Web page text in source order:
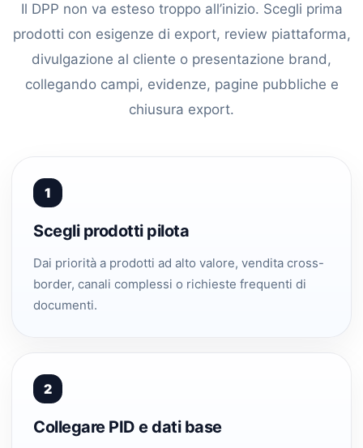
Il DPP non va esteso troppo all’inizio. Scegli prima
prodotti con esigenze di export, review piattaforma,
divulgazione al cliente o presentazione brand,
collegando campi, evidenze, pagine pubbliche e
chiusura export.
1
Scegli prodotti pilota
Dai priorità a prodotti ad alto valore, vendita cross-
border, canali complessi o richieste frequenti di
documenti.
2
Collegare PID e dati base